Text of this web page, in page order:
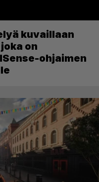
kuvaillaan
on
ohjaimen